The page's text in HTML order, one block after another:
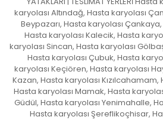
karyolası Altındağ, Hasta karyolası
Beypazarı, Hasta karyolası
Hasta karyolası Kalecik, Hasta
karyolası Sincan, Hasta karyolası
Hasta karyolası Çubuk, Hasta
karyolası Keçiören, Hasta karyolası
Kazan, Hasta karyolası Kızılcahamam,
Hasta karyolası Mamak, Hasta
Güdül, Hasta karyolası Yenimahalle,
Hasta karyolası Şereflikoçhisar,